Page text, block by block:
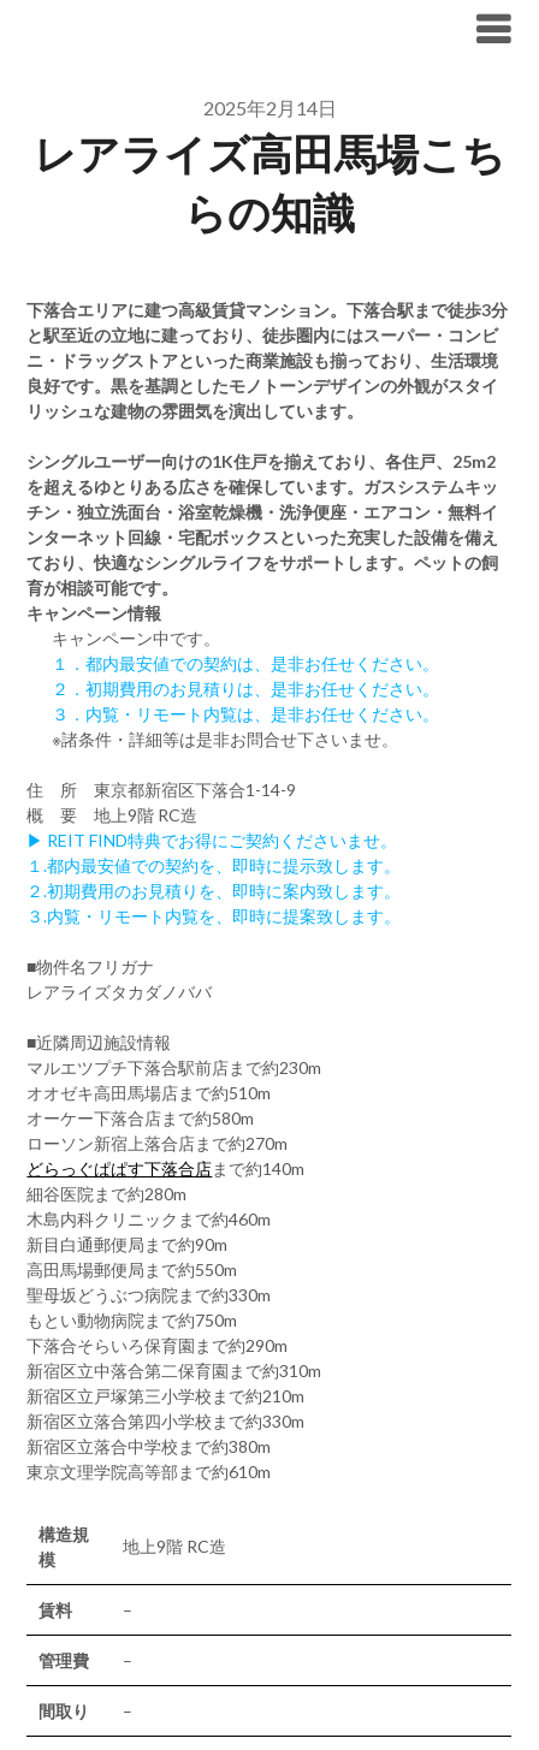
2025年2月14日
レアライズ高田馬場こち
らの知識
下落合エリアに建つ高級賃貸マンション。下落合駅まで徒歩3分
と駅至近の立地に建っており、徒歩圏内にはスーパー・コンビ
ニ・ドラッグストアといった商業施設も揃っており、生活環境
良好です。黒を基調としたモノトーンデザインの外観がスタイ
リッシュな建物の雰囲気を演出しています。
シングルユーザー向けの1K住戸を揃えており、各住戸、25m2
を超えるゆとりある広さを確保しています。ガスシステムキッ
チン・独立洗面台・浴室乾燥機・洗浄便座・エアコン・無料イ
ンターネット回線・宅配ボックスといった充実した設備を備え
ており、快適なシングルライフをサポートします。ペットの飼
育が相談可能です。
キャンペーン情報
キャンペーン中です。
１．都内最安値での契約は、是非お任せください。
２．初期費用のお見積りは、是非お任せください。
３．内覧・リモート内覧は、是非お任せください。
※諸条件・詳細等は是非お問合せ下さいませ。
住 所 東京都新宿区下落合1-14-9
概 要 地上9階 RC造
▶ REIT FIND特典でお得にご契約くださいませ。
１.都内最安値での契約を、即時に提示致します。
２.初期費用のお見積りを、即時に案内致します。
３.内覧・リモート内覧を、即時に提案致します。
■物件名フリガナ
レアライズタカダノババ
■近隣周辺施設情報
マルエツプチ下落合駅前店まで約230m
オオゼキ高田馬場店まで約510m
オーケー下落合店まで約580m
ローソン新宿上落合店まで約270m
どらっぐぱぱす下落合店まで約140m
細谷医院まで約280m
木島内科クリニックまで約460m
新目白通郵便局まで約90m
高田馬場郵便局まで約550m
聖母坂どうぶつ病院まで約330m
もとい動物病院まで約750m
下落合そらいろ保育園まで約290m
新宿区立中落合第二保育園まで約310m
新宿区立戸塚第三小学校まで約210m
新宿区立落合第四小学校まで約330m
新宿区立落合中学校まで約380m
東京文理学院高等部まで約610m
構造規
模
地上9階 RC造
賃料 –
管理費 –
間取り –